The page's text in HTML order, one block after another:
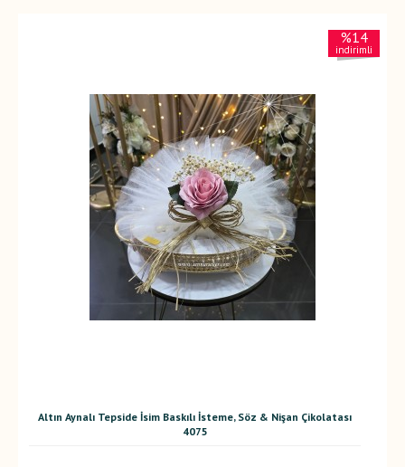
%14
indirimli
Altın Aynalı Tepside İsim Baskılı İsteme, Söz & Nişan Çikolatası
4075